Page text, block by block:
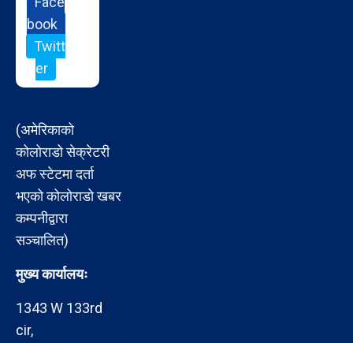
book
Twitt
er
(अमेरिकाको
कोलोराडो सेक्रेटरी
अफ स्टेटमा दर्ता
भएको कोलोराडो खबर
कम्पनीद्वारा
सञ्चालित)
मुख्य कार्यालयः
1343 W 133rd
cir,